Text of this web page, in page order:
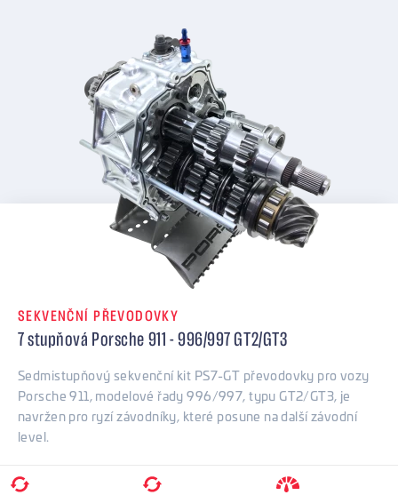
SEKVENČNÍ PŘEVODOVKY
7 stupňová Porsche 911 - 996/997 GT2/GT3
Sedmistupňový sekvenční kit PS7-GT převodovky pro vozy
Porsche 911, modelové řady 996/997, typu GT2/GT3, je
navržen pro ryzí závodníky, které posune na další závodní
level.